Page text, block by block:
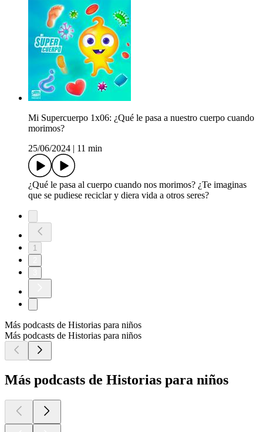
Mi Supercuerpo 1x06: ¿Qué le pasa a nuestro cuerpo cuando
morimos?
25/06/2024
11 min
¿Qué le pasa al cuerpo cuando nos morimos? ¿Te imaginas
que se pudiese reciclar y diera vida a otros seres?
1
Más podcasts de Historias para niños
Más podcasts de Historias para niños
Más podcasts de Historias para niños